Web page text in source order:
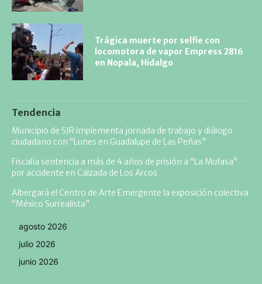
Trágica muerte por selfie con
locomotora de vapor Empress 2816
en Nopala, Hidalgo
Tendencia
Municipio de SJR implementa jornada de trabajo y diálogo
ciudadano con “Lunes en Guadalupe de Las Peñas”
Fiscalía sentencia a más de 4 años de prisión a “La Mufasa”
por accidente en Calzada de Los Arcos
Albergará el Centro de Arte Emergente la exposición colectiva
“México Surrealista”
agosto 2026
julio 2026
junio 2026